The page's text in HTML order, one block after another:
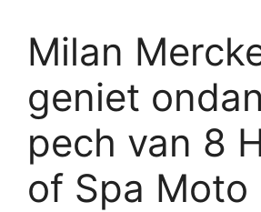
Milan
geniet
pech van 8
of Spa Moto